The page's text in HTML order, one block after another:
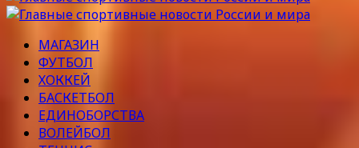
МАГАЗИН
ФУТБОЛ
ХОККЕЙ
БАСКЕТБОЛ
ЕДИНОБОРСТВА
ВОЛЕЙБОЛ